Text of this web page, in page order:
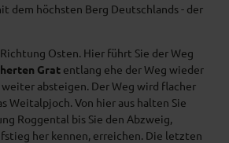
dem höchsten Berg Deutschlands - der
Osten. Hier führt Sie der Weg
Grat entlang ehe der Weg wieder
absteigen. Der Weg wird flacher
Weitalpjoch. Von hier aus halten Sie
Roggental bis Sie den Abzweig,
her kennen, erreichen. Die letzten